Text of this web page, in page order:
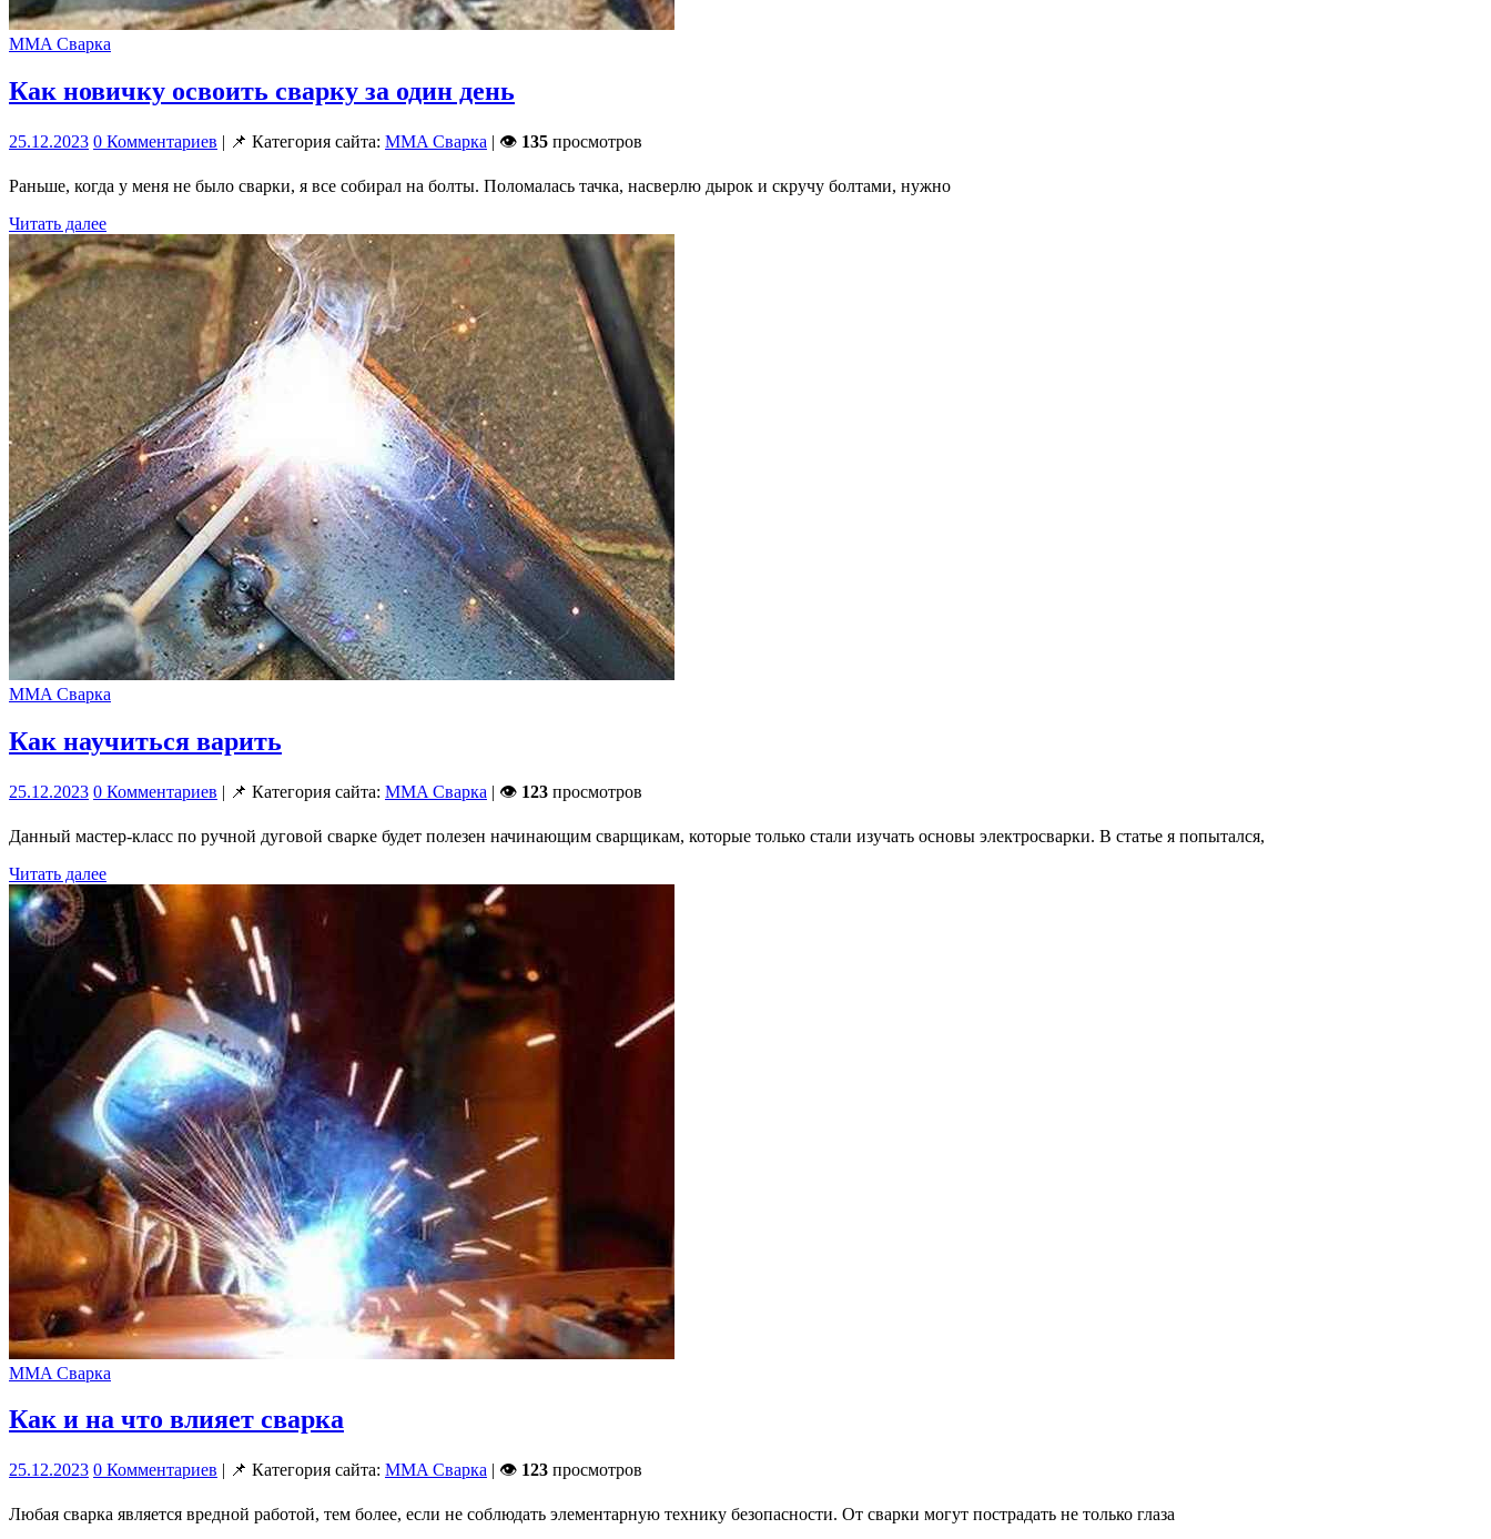
MMA Сварка
Как новичку освоить сварку за один день
25.12.2023 0 Комментариев | 📌 Категория сайта: MMA Сварка | 👁 135 просмотров
Раньше, когда у меня не было сварки, я все собирал на болты. Поломалась тачка, насверлю дырок и скручу болтами, нужно
Читать далее
MMA Сварка
Как научиться варить
25.12.2023 0 Комментариев | 📌 Категория сайта: MMA Сварка | 👁 123 просмотров
Данный мастер-класс по ручной дуговой сварке будет полезен начинающим сварщикам, которые только стали изучать основы электросварки. В статье я попытался,
Читать далее
MMA Сварка
Как и на что влияет сварка
25.12.2023 0 Комментариев | 📌 Категория сайта: MMA Сварка | 👁 123 просмотров
Любая сварка является вредной работой, тем более, если не соблюдать элементарную технику безопасности. От сварки могут пострадать не только глаза